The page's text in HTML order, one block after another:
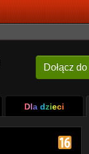
Dołącz do
Dla dzieci